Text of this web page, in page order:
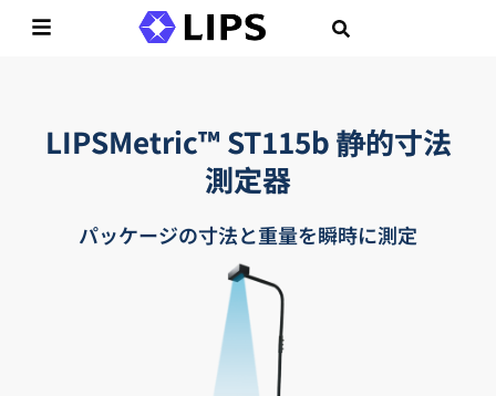
LIPSMetric™ ST115b 静的寸法
測定器
パッケージの寸法と重量を瞬時に測定